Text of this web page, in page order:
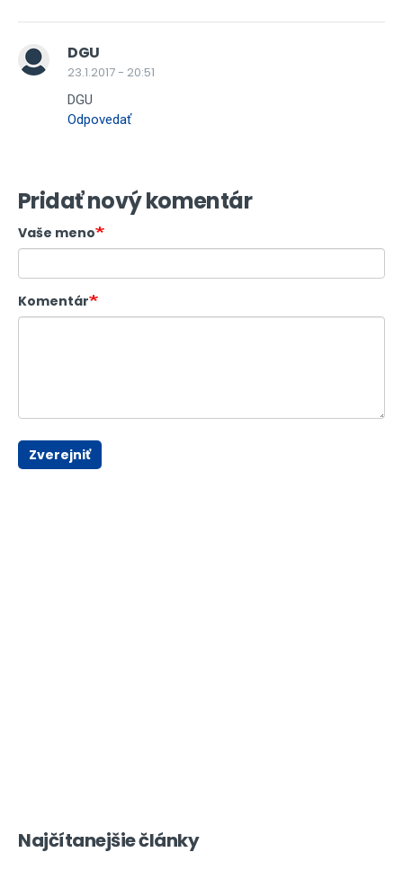
DGU
23.1.2017 - 20:51
DGU
Odpovedať
Pridať nový komentár
Vaše meno
Komentár
Zverejniť
Najčítanejšie články